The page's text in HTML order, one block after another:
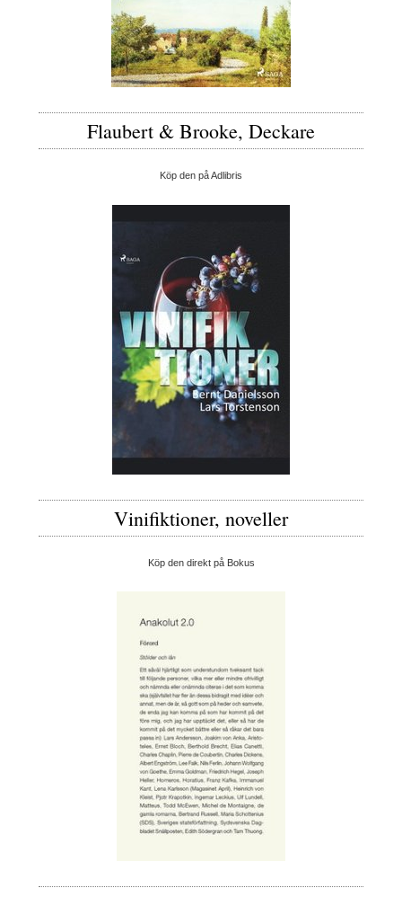
Flaubert & Brooke, Deckare
Köp den på Adlibris
Vinifiktioner, noveller
Köp den direkt på Bokus